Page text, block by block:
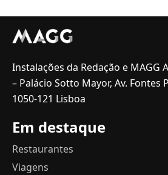
Instalações da Redação e MAGG
– Palácio Sotto Mayor, Av. Fontes
1050-121 Lisboa
Em destaque
Restaurantes
Viagens